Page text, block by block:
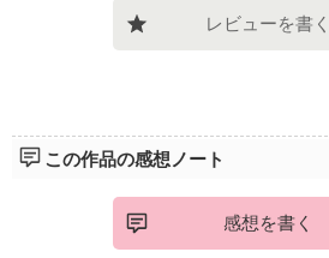
レビューを書く
この作品の感想ノート
感想を書く